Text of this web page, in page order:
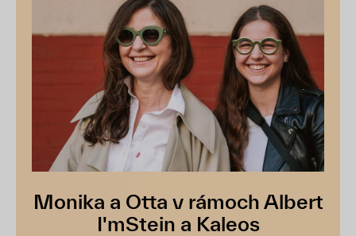
Monika a Otta v rámoch Albert
I'mStein a Kaleos